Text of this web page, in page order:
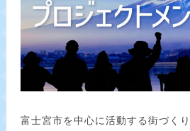
富士宮市を中心に活動する街づく